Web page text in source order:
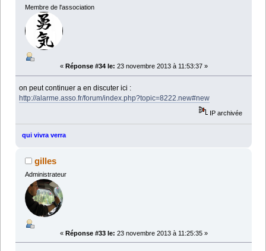
Membre de l'association
« Réponse #34 le: 23 novembre 2013 à 11:53:37 »
on peut continuer a en discuter ici :
http://alarme.asso.fr/forum/index.php?topic=8222.new#new
IP archivée
qui vivra verra
gilles
Administrateur
« Réponse #33 le: 23 novembre 2013 à 11:25:35 »